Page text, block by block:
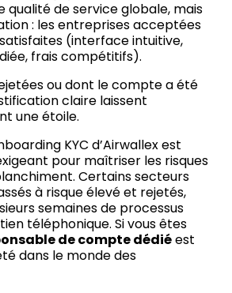
qualité de service globale, mais
: les entreprises acceptées
(interface intuitive,
frais compétitifs).
ou dont le compte a été
claire laissent
une étoile.
KYC d’Airwallex est
pour maîtriser les risques
Certains secteurs
à risque élevé et rejetés,
semaines de processus
téléphonique. Si vous êtes
de compte dédiéest
dans le monde des